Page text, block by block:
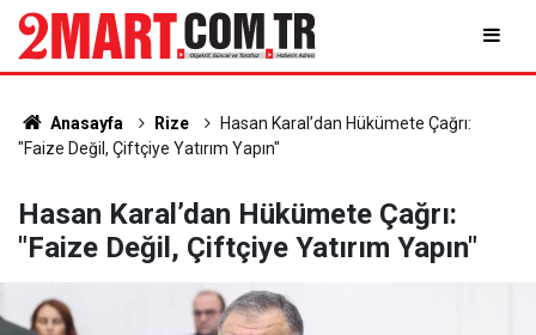
Anasayfa Rize
Hasan Karal’dan Hükümete Çağrı:
"Faize Değil, Çiftçiye Yatırım Yapın"
Hasan Karal’dan Hükümete Çağrı:
"Faize Değil, Çiftçiye Yatırım Yapın"